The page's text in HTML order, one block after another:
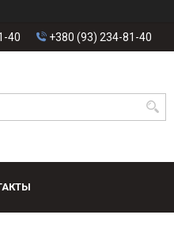
40 +380 (93) 234-81-40